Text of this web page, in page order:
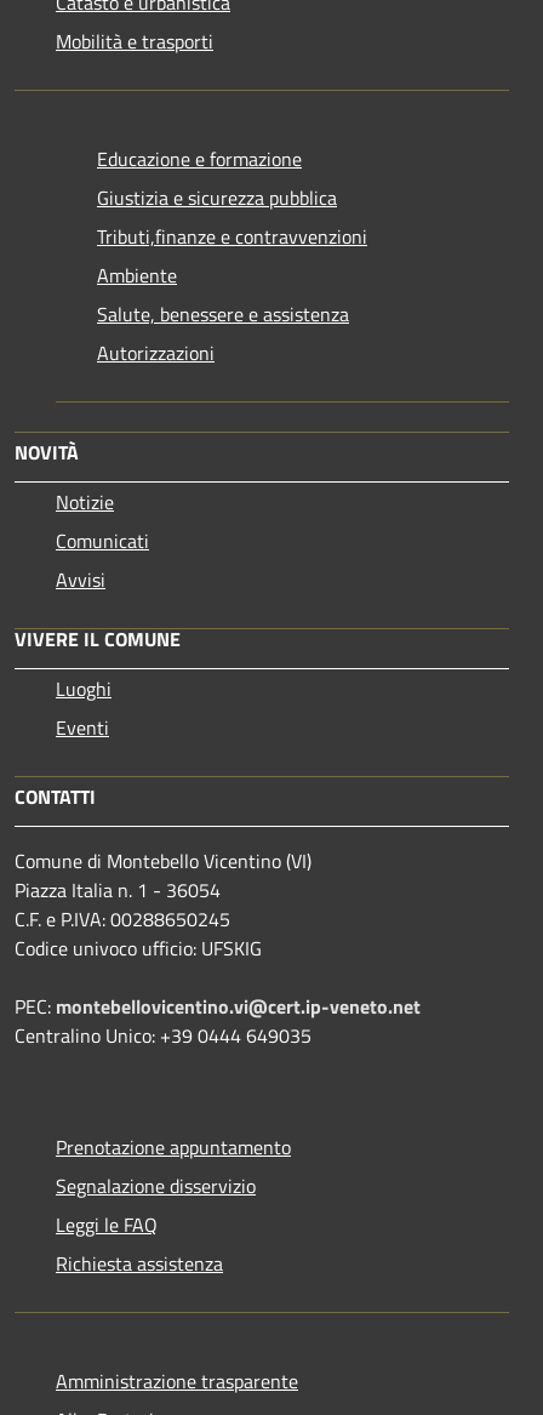
Mobilità e trasporti
Educazione e formazione
Giustizia e sicurezza pubblica
Tributi,finanze e contravvenzioni
Ambiente
Salute, benessere e assistenza
Autorizzazioni
NOVITÀ
Notizie
Comunicati
Avvisi
VIVERE IL COMUNE
Luoghi
Eventi
CONTATTI
Comune di Montebello Vicentino (VI)
Piazza Italia n. 1 - 36054
C.F. e P.IVA: 00288650245
Codice univoco ufficio: UFSKIG
PEC: montebellovicentino.vi@cert.ip-veneto.net
Centralino Unico: +39 0444 649035
Prenotazione appuntamento
Segnalazione disservizio
Leggi le FAQ
Richiesta assistenza
Amministrazione trasparente